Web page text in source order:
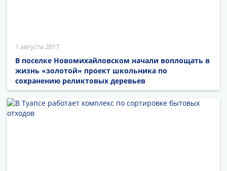
1 августа 2017
В поселке Новомихайловском начали воплощать в
жизнь «золотой» проект школьника по
сохранению реликтовых деревьев